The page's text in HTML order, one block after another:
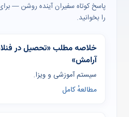
پاسخ کوتاه سفیران آینده روشن —
را بخوانید.
آرامش»
سیستم آموزشی و ویزا.
مطالعهٔ کامل